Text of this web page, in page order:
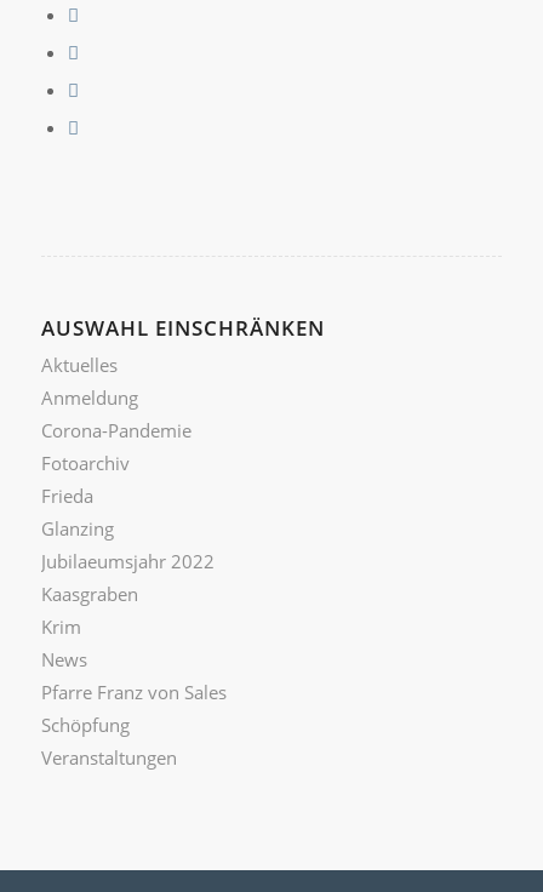
AUSWAHL EINSCHRÄNKEN
Aktuelles
Anmeldung
Corona-Pandemie
Fotoarchiv
Frieda
Glanzing
Jubilaeumsjahr 2022
Kaasgraben
Krim
News
Pfarre Franz von Sales
Schöpfung
Veranstaltungen